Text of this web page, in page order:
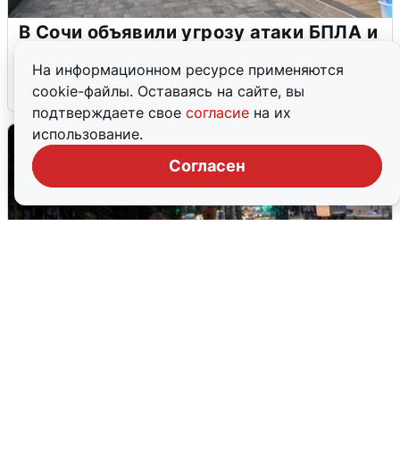
На информационном ресурсе применяются
cookie-файлы. Оставаясь на сайте, вы
подтверждаете свое согласие на их
использование.
Согласен
В Сочи объявили угрозу атаки БПЛА и
6 августа 0